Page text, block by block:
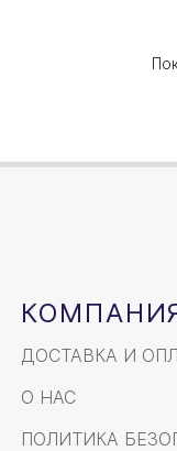
ДОСТАВКА И
О НАС
ПОЛИТИКА